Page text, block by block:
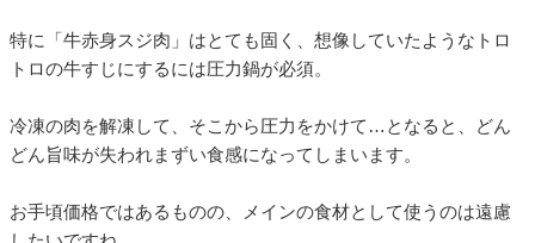
特に「牛赤身スジ肉」はとても固く、想像していたようなトロ
トロの牛すじにするには圧力鍋が必須。
冷凍の肉を解凍して、そこから圧力をかけて…となると、どん
どん旨味が失われまずい食感になってしまいます。
お手頃価格ではあるものの、メインの食材として使うのは遠慮